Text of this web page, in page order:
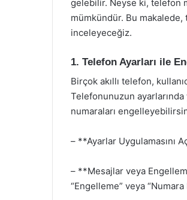
gelebilir. Neyse ki, telefon
mümkündür. Bu
inceleyeceğiz.
1. Telefon Ayarları ile
Birçok akıllı telefon,
Telefonunuzun
numaraları
– **Ayarlar Uygulamasını
– **Mesajlar veya
“Engelleme” veya